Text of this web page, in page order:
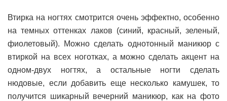
Втирка на ногтях смотрится очень эффектно, особенно
на темных оттенках лаков (синий, красный, зеленый,
фиолетовый). Можно сделать однотонный маникюр с
втиркой на всех ноготках, а можно сделать акцент на
одном-двух ногтях, а остальные ногти сделать
нюдовые, если добавить еще несколько камушек, то
получится шикарный вечерний маникюр, как на фото